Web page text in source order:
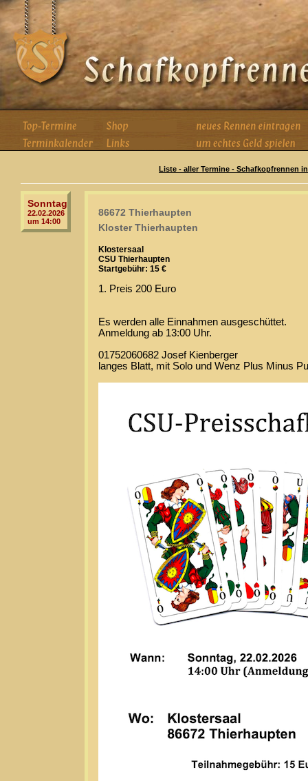
Liste - aller Termine - Schafkopfrennen
Sonntag
22.02.2026
um 14:00
86672 Thierhaupten
Kloster Thierhaupten
Klostersaal
CSU Thierhaupten
Startgebühr: 15 €
1. Preis 200 Euro
Es werden alle Einnahmen ausgeschüttet.
Anmeldung ab 13:00 Uhr.
01752060682 Josef Kienberger
langes Blatt, mit Solo und Wenz Plus Minus